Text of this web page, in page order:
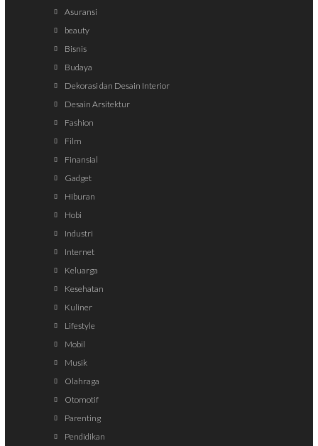
Asuransi
beauty
Bisnis
Budaya
Dekorasi dan Desain Interior
Desain Arsitektur
Fashion
Film
Finansial
Gadget
Hiburan
Hobi
Industri
Internet
Keluarga
Kesehatan
Kuliner
Lifestyle
Mobil
Musik
Olahraga
Otomotif
Parenting
Pendidikan